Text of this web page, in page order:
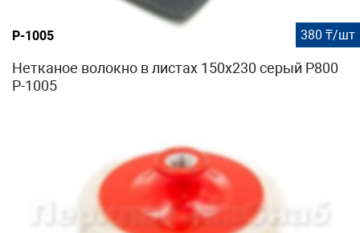
P-1005 380 ₸/шт
Нетканое волокно в листах 150х230 серый P800
P-1005